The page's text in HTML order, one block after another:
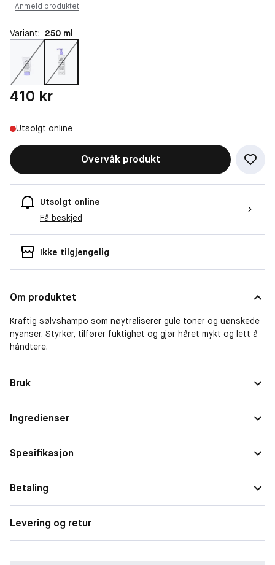
Anmeld produktet
Variant: 250 ml
Pris: 410 kr
410 kr
Utsolgt online
Overvåk produkt
Utsolgt online
Få beskjed
Ikke tilgjengelig
Om produktet
Kraftig sølvshampo som nøytraliserer gule toner og uønskede
nyanser. Styrker, tilfører fuktighet og gjør håret mykt og lett å
håndtere.
Bruk
Ingredienser
Spesifikasjon
Betaling
Levering og retur